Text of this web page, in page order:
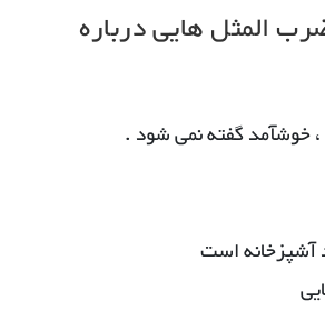
المثل هایی درباره
خوشآمد گفته نمی شود .
آشپزخانه است